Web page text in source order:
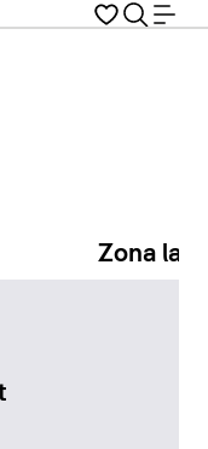
Zona